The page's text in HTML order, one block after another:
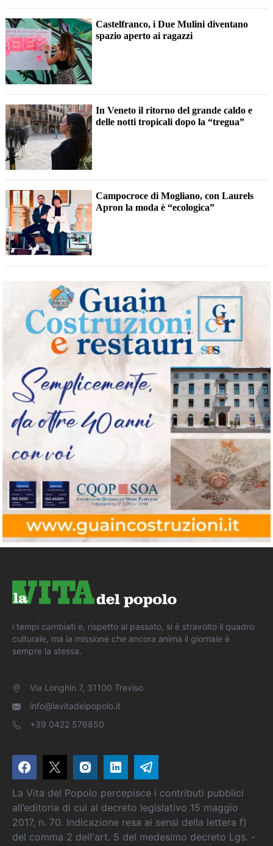
Castelfranco, i Due Mulini diventano
spazio aperto ai ragazzi
In Veneto il ritorno del grande caldo e
delle notti tropicali dopo la “tregua”
Campocroce di Mogliano, con Laurels
Apron la moda è “ecologica”
i tempi cambiati e, rispetto al passato, si è stravolto il quadro
culturale, ma la missione che ancora anima il giornale è
sempre la stessa.
Via Longhin 7, 31100 Treviso
info@lavitadelpopolo.it
+39 0422 576850
La Vita del Popolo percepisce i contributi pubblici
all’editoria di cui al decreto legislativo 15 maggio
2017, n. 70. Indicazione resa ai sensi della lettera f)
del comma 2 dell'art. 5 del medesimo decreto Lgs. -